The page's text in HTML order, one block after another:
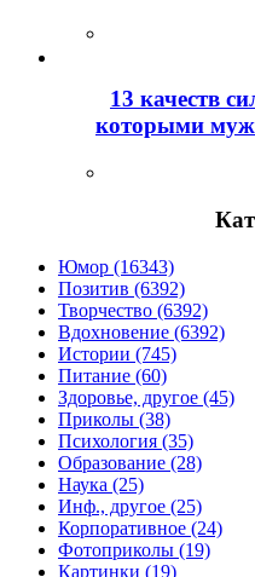
13 качеств
которыми
Юмор (16343)
Позитив (6392)
Творчество (6392)
Вдохновение (6392)
Истории (745)
Питание (60)
Здоровье, другое (45)
Приколы (38)
Психология (35)
Образование (28)
Наука (25)
Инф., другое (25)
Корпоративное (24)
Фотоприколы (19)
Картинки (19)